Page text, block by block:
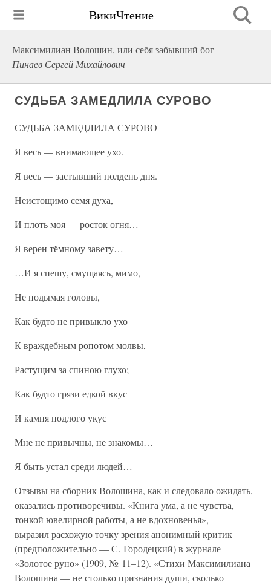
ВикиЧтение
Максимилиан Волошин, или себя забывший бог
Пинаев Сергей Михайлович
СУДЬБА ЗАМЕДЛИЛА СУРОВО
СУДЬБА ЗАМЕДЛИЛА СУРОВО
Я весь — внимающее ухо.
Я весь — застывший полдень дня.
Неистощимо семя духа,
И плоть моя — росток огня…
Я верен тёмному завету…
…И я спешу, смущаясь, мимо,
Не подымая головы,
Как будто не привыкло ухо
К враждебным ропотом молвы,
Растущим за спиною глухо;
Как будто грязи едкой вкус
И камня подлого укус
Мне не привычны, не знакомы…
Я быть устал среди людей…
Отзывы на сборник Волошина, как и следовало ожидать,
оказались противоречивы. «Книга ума, а не чувства,
тонкой ювелирной работы, а не вдохновенья», —
выразил расхожую точку зрения анонимный критик
(предположительно — С. Городецкий) в журнале
«Золотое руно» (1909, № 11–12). «Стихи Максимилиана
Волошина — не столько признания души, сколько